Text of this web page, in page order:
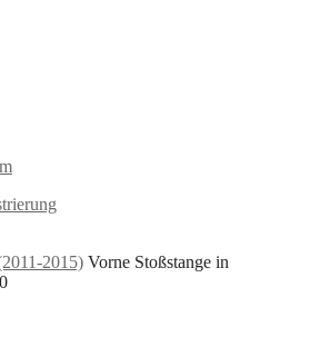
2015) Vorne Stoßstange in